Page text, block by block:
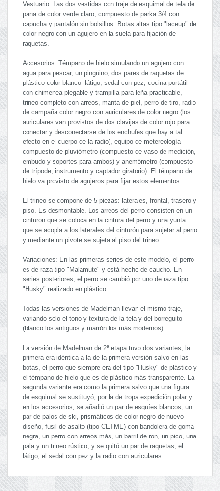
Vestuario: Las dos vestidas con traje de esquimal de tela de
pana de color verde claro, compuesto de parka 3/4 con
capucha y pantalón sin bolsillos. Botas altas tipo "laceup" de
color negro con un agujero en la suela para fijación de
raquetas.
Accesorios: Témpano de hielo simulando un agujero con
agua para pescar, un pingüino, dos pares de raquetas de
plástico color blanco, látigo, sedal con pez, cocina portátil
con chimenea plegable y trampilla para leña practicable,
trineo completo con arreos, manta de piel, perro de tiro, radio
de campaña color negro con auriculares de color negro (los
auriculares van provistos de dos clavijas de color rojo para
conectar y desconectarse de los enchufes que hay a tal
efecto en el cuerpo de la radio), equipo de metereología
compuesto de pluviómetro (compuesto de vaso de medición,
embudo y soportes para ambos) y anemómetro (compuesto
de trípode, instrumento y captador giratorio). El témpano de
hielo va provisto de agujeros para fijar estos elementos.
El trineo se compone de 5 piezas: laterales, frontal, trasero y
piso. Es desmontable. Los arreos del perro consisten en un
cinturón que se coloca en la cintura del perro y una yunta
que se acopla a los laterales del cinturón para sujetar al perro
y mediante un pivote se sujeta al piso del trineo.
Variaciones: En las primeras series de este modelo, el perro
es de raza tipo "Malamute" y está hecho de caucho. En
series posteriores, el perro se cambió por uno de raza tipo
"Husky" realizado en plástico.
Todas las versiones de Madelman llevan el mismo traje,
variando solo el tono y textura de la tela y del borreguito
(blanco los antiguos y marrón los más modernos).
La versión de Madelman de 2ª etapa tuvo dos variantes, la
primera era idéntica a la de la primera versión salvo en las
botas, el perro que siempre era del tipo "Husky" de plástico y
el témpano de hielo que es de plástico más transparente. La
segunda variante era como la primera salvo que una figura
de esquimal se sustituyó, por la de tropa expedición polar y
en los accesorios, se añadió un par de esquíes blancos, un
par de palos de ski, prismáticos de color negro de nuevo
diseño, fusil de asalto (tipo CETME) con bandolera de goma
negra, un perro con arreos más, un barril de ron, un pico, una
pala y un trineo rústico, y se quitó un par de raquetas, el
látigo, el sedal con pez y la radio con auriculares.